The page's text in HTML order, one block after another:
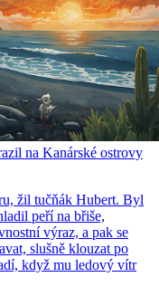
na Kanárské ostrovy
žil tučňák Hubert. Byl
peří na břiše,
výraz, a pak se
slušně klouzat po
když mu ledový vítr